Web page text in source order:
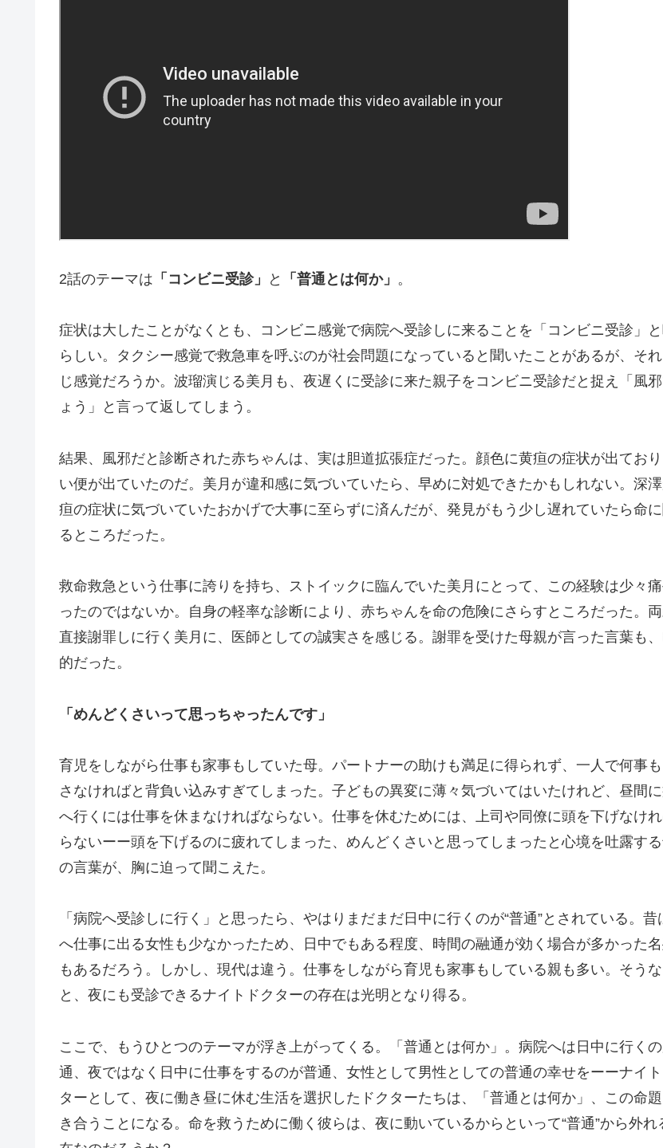
2話のテーマは 「コンビニ受診」 と 「普通とは何か」 。
症状は大したことがなくとも、コンビニ感覚で病院へ受診しに来ることを「コンビニ受診」
らしい。タクシー感覚で救急車を呼ぶのが社会問題になっていると聞いたことがあるが、それ
じ感覚だろうか。波瑠演じる美月も、夜遅くに受診に来た親子をコンビニ受診だと捉え「風
ょう」と言って返してしまう。
結果、風邪だと診断された赤ちゃんは、実は胆道拡張症だった。顔色に黄疸の症状が出てお
い便が出ていたのだ。美月が違和感に気づいていたら、早めに対処できたかもしれない。深
疸の症状に気づいていたおかげで大事に至らずに済んだが、発見がもう少し遅れていたら命
るところだった。
救命救急という仕事に誇りを持ち、ストイックに臨んでいた美月にとって、この経験は少々
ったのではないか。自身の軽率な診断により、赤ちゃんを命の危険にさらすところだった。
直接謝罪しに行く美月に、医師としての誠実さを感じる。謝罪を受けた母親が言った言葉も
的だった。
「めんどくさいって思っちゃったんです」
育児をしながら仕事も家事もしていた母。パートナーの助けも満足に得られず、一人で何事
さなければと背負い込みすぎてしまった。子どもの異変に薄々気づいてはいたけれど、昼間
へ行くには仕事を休まなければならない。仕事を休むためには、上司や同僚に頭を下げなけ
らないーー頭を下げるのに疲れてしまった、めんどくさいと思ってしまったと心境を吐露す
の言葉が、胸に迫って聞こえた。
「病院へ受診しに行く」と思ったら、やはりまだまだ日中に行くのが“普通”とされている。昔
へ仕事に出る女性も少なかったため、日中でもある程度、時間の融通が効く場合が多かった
もあるだろう。しかし、現代は違う。仕事をしながら育児も家事もしている親も多い。そう
と、夜にも受診できるナイトドクターの存在は光明となり得る。
ここで、もうひとつのテーマが浮き上がってくる。「普通とは何か」。病院へは日中に行く
通、夜ではなく日中に仕事をするのが普通、女性として男性としての普通の幸せをーーナイ
ターとして、夜に働き昼に休む生活を選択したドクターたちは、「普通とは何か」、この命
き合うことになる。命を救うために働く彼らは、夜に動いているからといって“普通”から外れ